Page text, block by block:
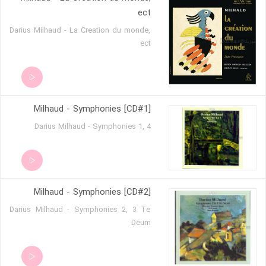
ect
Darius Milhaud - La Creation du monde,
ect
Milhaud - Symphonies [CD#1]
Darius Milhaud - Symphonies 1, 4
Milhaud - Symphonies [CD#2]
Darius Milhaud - Symphonies 2, 3 Te
Deum